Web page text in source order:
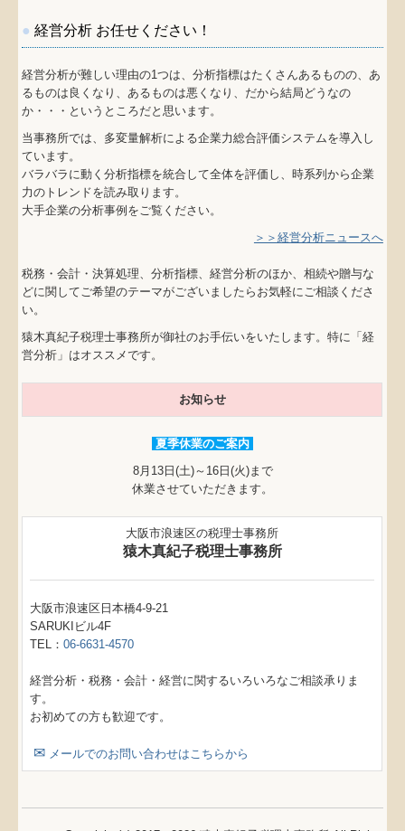
税務・会計・決算処理、分析指標、経営分析のほか、相続や贈与な
どに関してご希望のテーマがございましたらお気軽にご相談くださ
い。
猿木真紀子税理士事務所が御社のお手伝いをいたします。特に「経
営分析」はオススメです。
お知らせ
夏季休業のご案内
8月13日(土)～16日(火)まで
休業させていただきます。
大阪市浪速区の税理士事務所
猿木真紀子税理士事務所
大阪市浪速区日本橋4-9-21
SARUKIビル4F
TEL：06-6631-4570
経営分析・税務・会計・経営に関するいろいろなご相談承りま
す。
お初めての方も歓迎です。
✉ メールでのお問い合わせはこちらから
● 経営分析 お任せください！
経営分析が難しい理由の1つは、分析指標はたくさんあるものの、あ
るものは良くなり、あるものは悪くなり、だから結局どうなの
か・・・というところだと思います。
当事務所では、多変量解析による企業力総合評価システムを導入し
ています。
バラバラに動く分析指標を統合して全体を評価し、時系列から企業
力のトレンドを読み取ります。
大手企業の分析事例をご覧ください。
＞＞経営分析ニュースへ